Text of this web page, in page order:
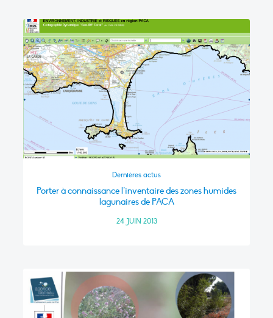
Dernières actus
Porter à connaissance l’inventaire des zones humides
lagunaires de PACA
24 JUIN 2013